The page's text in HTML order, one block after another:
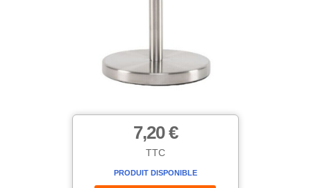
7,20 €
TTC
PRODUIT DISPONIBLE